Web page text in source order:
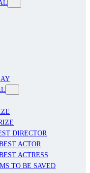
DIRECTOR
ACTOR
ACTRESS
TO BE SAVED